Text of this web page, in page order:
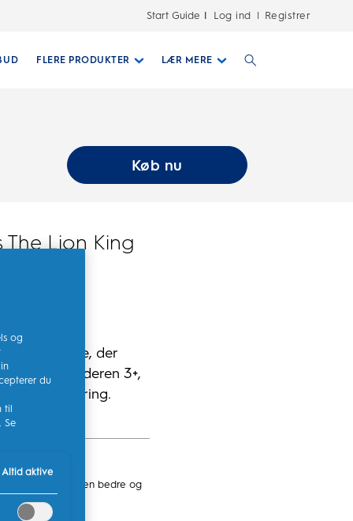
Start Guide Log ind Registrer
FLERE PRODUKTER LÆR MERE
Køb nu
Lion King
tandbørste, der
til børn i alderen 3+,
rengøring.
til at opnå en bedre og
og
du
til
Se
Altid aktive